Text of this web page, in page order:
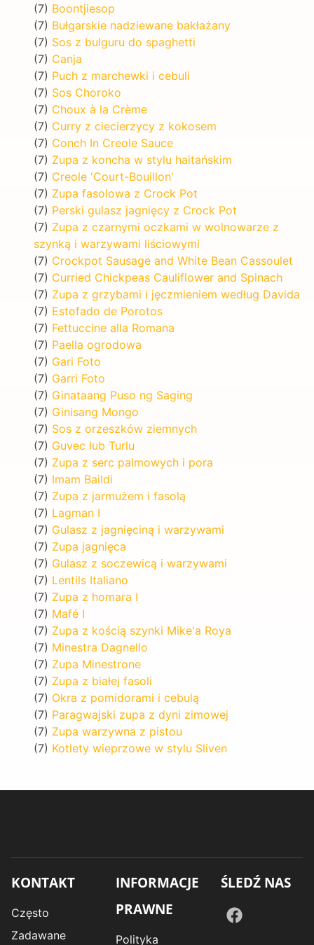
(7) Boontjiesop
(7) Bułgarskie nadziewane bakłażany
(7) Sos z bulguru do spaghetti
(7) Canja
(7) Puch z marchewki i cebuli
(7) Sos Choroko
(7) Choux à la Crème
(7) Curry z ciecierzycy z kokosem
(7) Conch In Creole Sauce
(7) Zupa z koncha w stylu haitańskim
(7) Creole 'Court-Bouillon'
(7) Zupa fasolowa z Crock Pot
(7) Perski gulasz jagnięcy z Crock Pot
(7) Zupa z czarnymi oczkami w wolnowarze z
szynką i warzywami liściowymi
(7) Crockpot Sausage and White Bean Cassoulet
(7) Curried Chickpeas Cauliflower and Spinach
(7) Zupa z grzybami i jęczmieniem według Davida
(7) Estofado de Porotos
(7) Fettuccine alla Romana
(7) Paella ogrodowa
(7) Gari Foto
(7) Garri Foto
(7) Ginataang Puso ng Saging
(7) Ginisang Mongo
(7) Sos z orzeszków ziemnych
(7) Guvec lub Turlu
(7) Zupa z serc palmowych i pora
(7) Imam Baildi
(7) Zupa z jarmużem i fasolą
(7) Lagman I
(7) Gulasz z jagnięciną i warzywami
(7) Zupa jagnięca
(7) Gulasz z soczewicą i warzywami
(7) Lentils Italiano
(7) Zupa z homara I
(7) Mafé I
(7) Zupa z kością szynki Mike'a Roya
(7) Minestra Dagnello
(7) Zupa Minestrone
(7) Zupa z białej fasoli
(7) Okra z pomidorami i cebulą
(7) Paragwajski zupa z dyni zimowej
(7) Zupa warzywna z pistou
(7) Kotlety wieprzowe w stylu Sliven
KONTAKT
Często
Zadawane
INFORMACJE
PRAWNE
Polityka
ŚLEDŹ NAS